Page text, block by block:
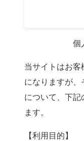
個
当サイトはお客
になりますが、
について、下記
ます。
【利用目的】